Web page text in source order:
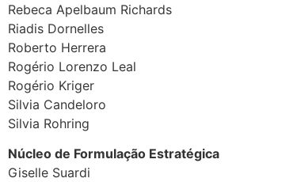
Rebeca Apelbaum Richards
Riadis Dornelles
Roberto Herrera
Rogério Lorenzo Leal
Rogério Kriger
Silvia Candeloro
Silvia Rohring
Núcleo de Formulação Estratégica
Giselle Suardi